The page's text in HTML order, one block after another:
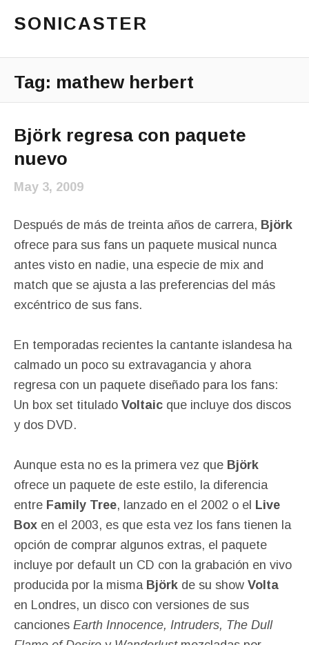
SONICASTER
Main Menu
Tag: mathew herbert
Björk regresa con paquete
nuevo
May 3, 2009
Después de más de treinta años de carrera, Björk
ofrece para sus fans un paquete musical nunca
antes visto en nadie, una especie de mix and
match que se ajusta a las preferencias del más
excéntrico de sus fans.
En temporadas recientes la cantante islandesa ha
calmado un poco su extravagancia y ahora
regresa con un paquete diseñado para los fans:
Un box set titulado Voltaic que incluye dos discos
y dos DVD.
Aunque esta no es la primera vez que Björk
ofrece un paquete de este estilo, la diferencia
entre Family Tree, lanzado en el 2002 o el Live
Box en el 2003, es que esta vez los fans tienen la
opción de comprar algunos extras, el paquete
incluye por default un CD con la grabación en vivo
producida por la misma Björk de su show Volta
en Londres, un disco con versiones de sus
canciones Earth Innocence, Intruders, The Dull